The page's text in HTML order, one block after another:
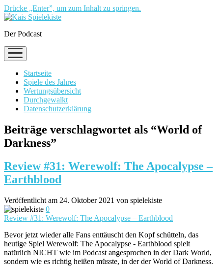
Drücke „Enter”, um zum Inhalt zu springen.
Der Podcast
Menü
öffnen
Startseite
Spiele des Jahres
Wertungsübersicht
Durchgewalkt
Datenschutzerklärung
Beiträge verschlagwortet als “World of
Darkness”
Review #31: Werewolf: The Apocalypse –
Earthblood
Veröffentlicht am 24. Oktober 2021 von spielekiste
0
Review #31: Werewolf: The Apocalypse – Earthblood
Bevor jetzt wieder alle Fans enttäuscht den Kopf schütteln, das
heutige Spiel Werewolf: The Apocalypse - Earthblood spielt
natürlich NICHT wie im Podcast angesprochen in der Dark World,
sondern wie es richtig heißen müsste, in der der World of Darkness.